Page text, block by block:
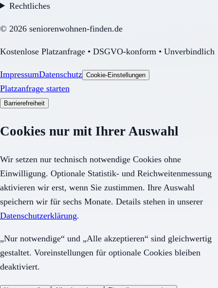
Rechtliches
© 2026 seniorenwohnen-finden.de
Kostenlose Platzanfrage • DSGVO-konform • Unverbindlich
ImpressumDatenschutz Cookie-Einstellungen
Platzanfrage starten
Barrierefreiheit
Cookies nur mit Ihrer Auswahl
Wir setzen nur technisch notwendige Cookies ohne
Einwilligung. Optionale Statistik- und Reichweitenmessung
aktivieren wir erst, wenn Sie zustimmen. Ihre Auswahl
speichern wir für sechs Monate. Details stehen in unserer
Datenschutzerklärung.
„Nur notwendige“ und „Alle akzeptieren“ sind gleichwertig
gestaltet. Voreinstellungen für optionale Cookies bleiben
deaktiviert.